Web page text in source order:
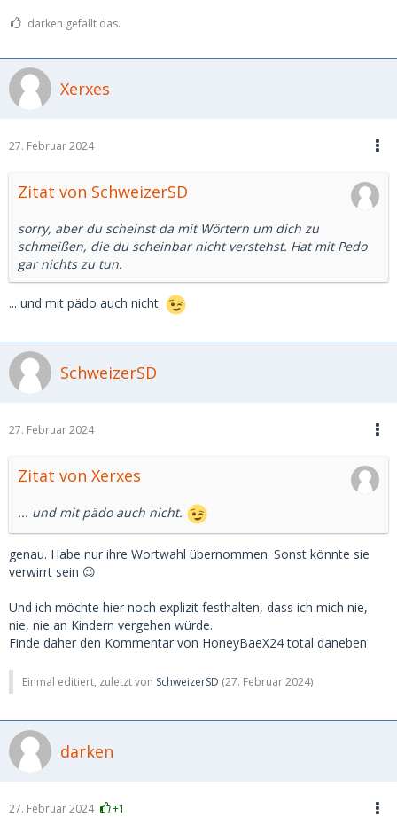
darken gefällt das.
Xerxes
27. Februar 2024
Zitat von SchweizerSD
sorry, aber du scheinst da mit Wörtern um dich zu
schmeißen, die du scheinbar nicht verstehst. Hat mit Pedo
gar nichts zu tun.
... und mit pädo auch nicht.
SchweizerSD
27. Februar 2024
Zitat von Xerxes
... und mit pädo auch nicht.
genau. Habe nur ihre Wortwahl übernommen. Sonst könnte sie
verwirrt sein 😉
Und ich möchte hier noch explizit festhalten, dass ich mich nie,
nie, nie an Kindern vergehen würde.
Finde daher den Kommentar von HoneyBaeX24 total daneben
Einmal editiert, zuletzt von SchweizerSD (27. Februar 2024)
darken
27. Februar 2024 +1